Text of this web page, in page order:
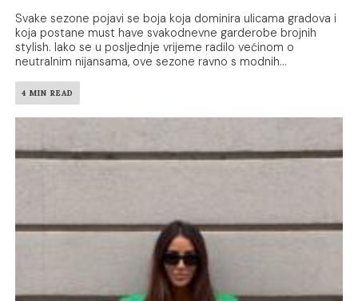
Svake sezone pojavi se boja koja dominira ulicama gradova i
koja postane must have svakodnevne garderobe brojnih
stylish. Iako se u posljednje vrijeme radilo većinom o
neutralnim nijansama, ove sezone ravno s modnih...
4 MIN READ